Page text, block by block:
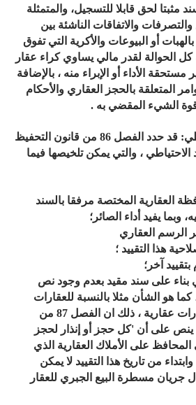
مثبتا لحق قابلا للتسجيل، والمتمثلة
والاتفاقات الناشئة بين
أو البيوعات والأكرية التي تفوق
كل الحوالة لقدر مالي يساوي كراء عقار
الأداء أو الإبراء منه ، بالإضافة
المتعلقة بالحجز العقاري والأحكام
قوة الشيء المقضي به .
مسطرة التقييد الاحتياطي: قد حدد الفصل 86 من قانون التحفيظ
، والتي يمكن تلخيصها فيما
العقارية المختصة مرفقا بالسند
وبما يفيد أداء الصائر؛
الرسم العقاري
آخر؛
بناء على سند مقيد بعدم وجود نص
كما هو الشأن مثلا بالنسبة للعقارات
المثقلة بحجوزات أو إنذارات عقارية ، ذلك ان الفصل 87 من
ينص على أن 'كل حجز أو إنذار لحجز
على الأملاك العقارية الذي
من تاريخ هذا التقييد لا يمكن
جريان مسطرة البيع الجبري للعقار